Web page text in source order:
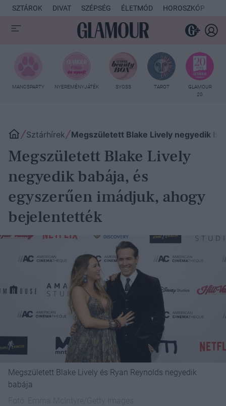
SZTÁROK DIVAT SZÉPSÉG ÉLETMÓD HOROSZKÓP
MANCSPARTY NYEREMÉNYJÁTÉK SYOSS TAROT
GLAMOUR
20
Sztárhírek Megszületett Blake Lively negyedik
Megszületett Blake Lively
negyedik babája, és
egyszerűen imádjuk, ahogy
bejelentették
Megszületett Blake Lively és Ryan Reynolds negyedik
babája